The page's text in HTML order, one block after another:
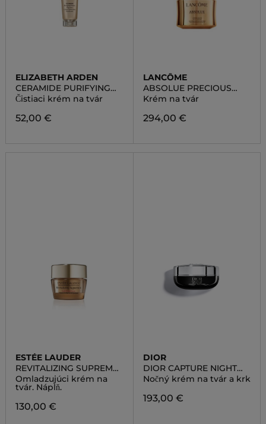
ELIZABETH ARDEN
CERAMIDE PURIFYING
CREAM CLEANSER
Čistiaci krém na tvár
52,00 €
LANCÔME
ABSOLUE PRECIOUS
CELLS RICH CREAM
Krém na tvár
294,00 €
ESTÉE LAUDER
REVITALIZING SUPREME
YOUTH POWER CREME
REFILL
Omladzujúci krém na
tvár. Náplň.
130,00 €
DIOR
DIOR CAPTURE NIGHT
CREME
Nočný krém na tvár a krk
193,00 €